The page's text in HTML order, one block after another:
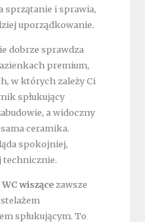
sprzątanie i sprawia,
uporządkowanie.
dobrze sprawdza
premium,
w których zależy Ci
spłukujący
a widoczny
ceramika.
spokojniej,
technicznie.
WC wiszącezawsze
spłukującym. To